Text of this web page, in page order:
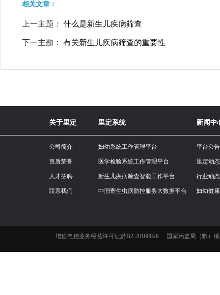
相关文章：
上一主题： 什么是新生儿疾病筛查
下一主题： 有关新生儿疾病筛查的重要性
关于里定
公司简介
资质荣誉
人才招聘
联系我们
里定系统
妇幼系统工作管理平台
医学检验系统工作管理平台
新生儿疾病筛查智能工作平台
中国寄生虫病防控服务大数据平台
新闻中
平台公告
里定动态
行业动态
妇幼健
增值电信业务经营许可证黔B2-20160026 国家药监局（黔）